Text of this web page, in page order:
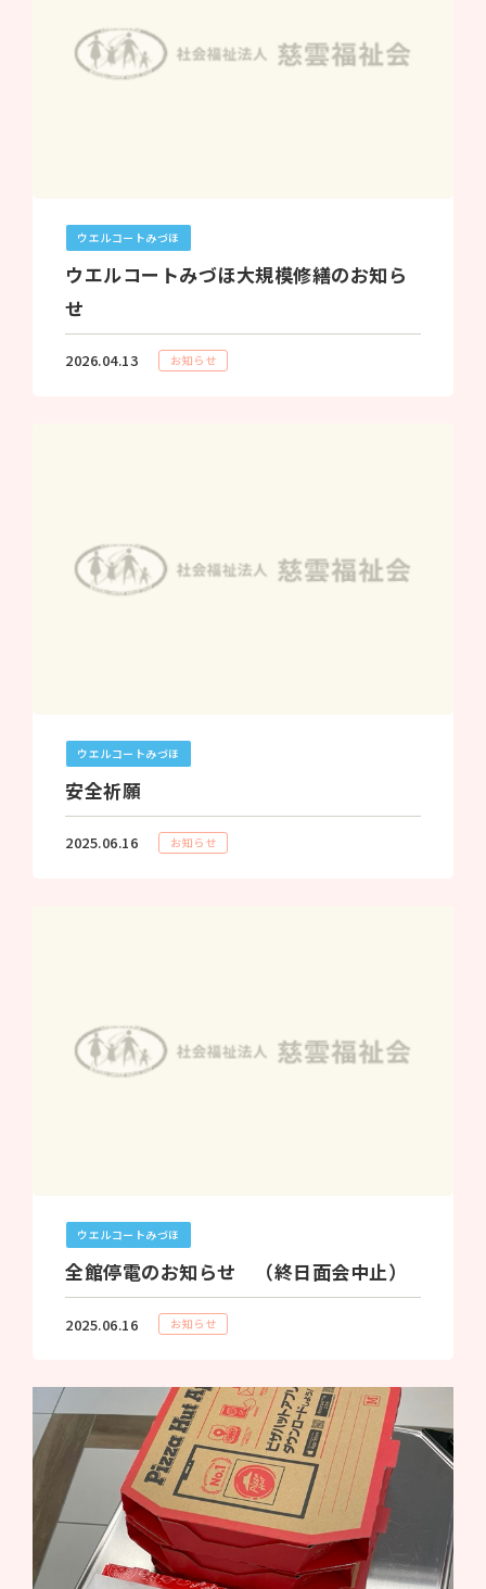
ウエルコートみづほ
ウエルコートみづほ大規模修繕のお知ら
せ
2026.04.13 お知らせ
ウエルコートみづほ
安全祈願
2025.06.16 お知らせ
ウエルコートみづほ
全館停電のお知らせ （終日面会中止）
2025.06.16 お知らせ